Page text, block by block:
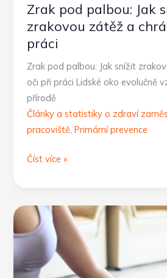
Zrak pod palbou: Jak
zrakovou zátěž a
práci
Zrak pod palbou: Jak snížit
oči při práci Lidské oko evolučně
přírodě
Články a statistiky o zdraví
pracoviště,Primární prevence
Zrak
Jak
snížit
zrakovou
zátěž
a
Číst více »